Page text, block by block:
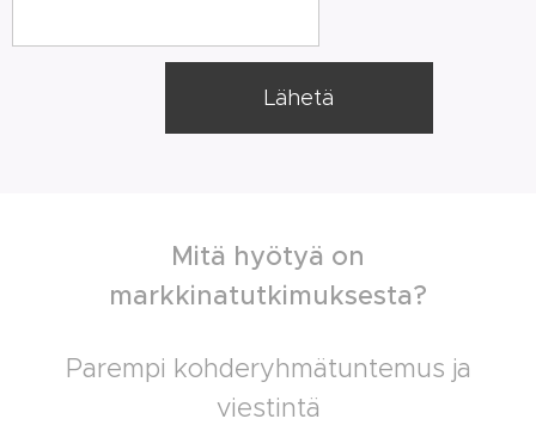
Lähetä
Mitä hyötyä on
markkinatutkimuksesta?
Parempi kohderyhmätuntemus ja
viestintä